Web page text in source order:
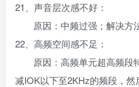
21、声音层次感不好：
原因：中频过强；解决方
22、高频空间感不足：
原因：高频单元超高频段
减IOK以下至2KHz的频段，然